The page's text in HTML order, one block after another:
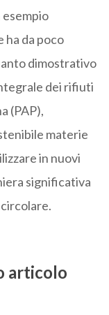
esempio
ha da poco
dimostrativo
dei rifiuti
(PAP),
materie
in nuovi
significativa
articolo